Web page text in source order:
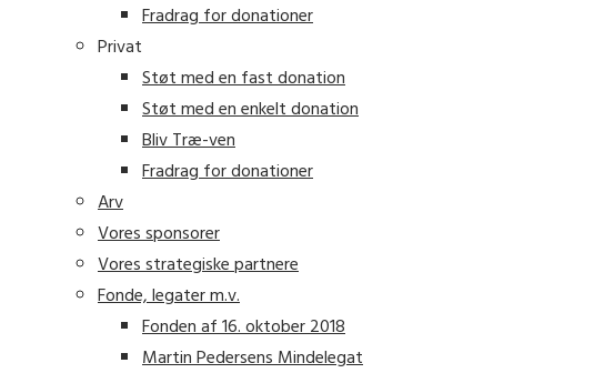
Fradrag for donationer
Privat
Støt med en fast donation
Støt med en enkelt donation
Bliv Træ-ven
Fradrag for donationer
Arv
Vores sponsorer
Vores strategiske partnere
Fonde, legater m.v.
Fonden af 16. oktober 2018
Martin Pedersens Mindelegat